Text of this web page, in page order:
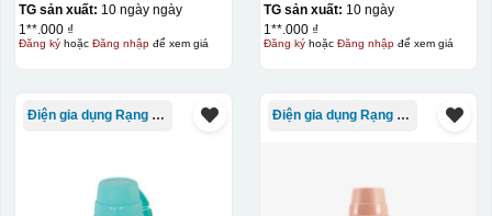
hộp giấy
giấy in mỹ thuật
TG sản xuất: 10 ngày ngày
1**.000 ₫
Đăng kýhoặc Đăng nhậpđể xem giá
TG sản xuất: 10 ngày
1**.000 ₫
Đăng kýhoặc Đăng nhậpđể xem giá
Điện gia dụng Rạng Đông Điện gia dụng Rạng Đông